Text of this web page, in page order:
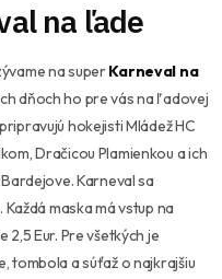
na ľade
na superKarneval na
dňoch ho pre vás na ľadovej
hokejisti Mládež HC
Dračicou Plamienkou a ich
Karneval sa
maska má vstup na
2,5 Eur. Pre všetkých je
tombola a súťaž o najkrajšiu